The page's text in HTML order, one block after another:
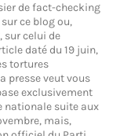
de fact-checking
ce blog ou,
sur celui de
daté du 19 juin,
tortures
presse veut vous
exclusivement
nationale suite aux
mais,